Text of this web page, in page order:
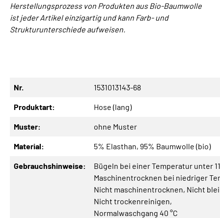
Herstellungsprozess von Produkten aus Bio-Baumwolle
ist jeder Artikel einzigartig und kann Farb- und
Strukturunterschiede aufweisen.
Nr. 1531013143-68
Produktart: Hose (lang)
Muster: ohne Muster
Material: 5% Elasthan, 95% Baumwolle (bio)
Gebrauchshinweise:
Bügeln bei einer Temperatur unter
Maschinentrocknen bei niedriger
Nicht maschinentrocknen, Nicht
Nicht trockenreinigen,
Normalwaschgang 40 °C